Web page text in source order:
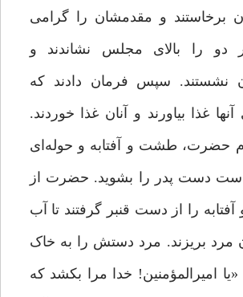
برخاستند و مقدمشان را گرامى
دو را بالاى مجلس نشاندند و
نشستند. سپس فرمان دادند که
غذا بیاورند و آنان غذا خوردند.
حضرت، طشت و آفتابه و حوله‌اى
دست پدر را بشوید. حضرت از
آفتابه را از دست قنبر گرفتند تا آب
بریزند. مرد دستش را به خاک
امیرالمؤمنین! خدا مرا بکشد که